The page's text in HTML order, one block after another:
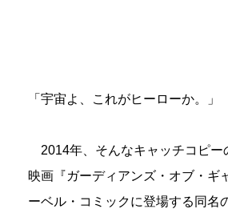
「宇宙よ、これがヒーローか。」
2014年、そんなキャッチコピー
映画『ガーディアンズ・オブ・ギ
ーベル・コミックに登場する同名